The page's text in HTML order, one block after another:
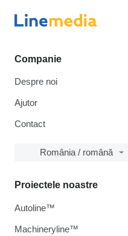
Companie
Despre noi
Ajutor
Contact
România / română
Proiectele noastre
Autoline™
Machineryline™